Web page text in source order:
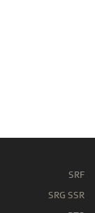
SRF
SRG SSR